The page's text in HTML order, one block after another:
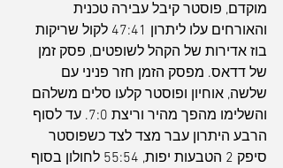
מוקדם, פוסטר קיבל עבירה טכנית
והאורחים עלו ליתרון 47:41 לקול שריקות
בוז אדירות של הקהל לשופטים, פסק זמן
של דדאס. מפסק הזמן חזר פניני עם
שלשה, אוחיון ופוסטר קלעו סלים משלהם
והשלימו מהפך מהיר וריצת 7:0. עד לסוף
הרבע היתרון עבר מצד לצד כשפוסטר
סיפק 2 הטבעות יפות, 55:54 לחולון בסוף